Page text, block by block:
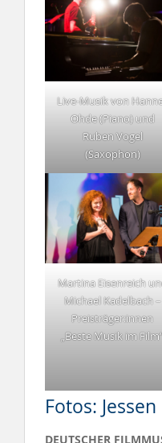
Live-Musik von
Ohde (Piano) und
Ruben Vogel
(Saxophon)
Martina Eisenreich
Michael Kadelbach –
Preisträger:innen
„Beste Musik im
Fotos:
DEUTSCHER